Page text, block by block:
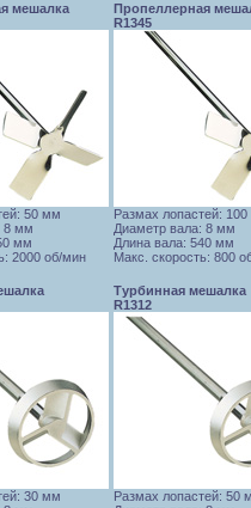
мешалка
50 мм
8 мм
мм
2000 об/мин
Пропеллерная
R1345
Размах лопастей:
Диаметр вала: 8 мм
Длина вала: 540 мм
Макс. скорость: 800
30 мм
Турбинная мешалка
R1312
Размах лопастей: 50